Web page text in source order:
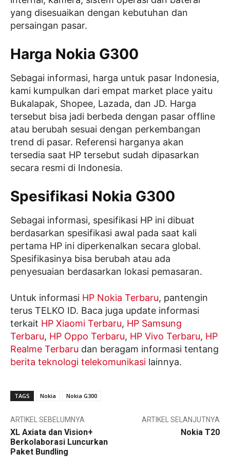
yang disesuaikan dengan kebutuhan dan
persaingan pasar.
Harga Nokia G300
Sebagai informasi, harga untuk pasar Indonesia,
kami kumpulkan dari empat market place yaitu
Bukalapak, Shopee, Lazada, dan JD. Harga
tersebut bisa jadi berbeda dengan pasar offline
atau berubah sesuai dengan perkembangan
trend di pasar. Referensi harganya akan
tersedia saat HP tersebut sudah dipasarkan
secara resmi di Indonesia.
Spesifikasi Nokia G300
Sebagai informasi, spesifikasi HP ini dibuat
berdasarkan spesifikasi awal pada saat kali
pertama HP ini diperkenalkan secara global.
Spesifikasinya bisa berubah atau ada
penyesuaian berdasarkan lokasi pemasaran.
Untuk informasi HP Nokia Terbaru, pantengin
terus TELKO ID. Baca juga update informasi
terkait HP Xiaomi Terbaru, HP Samsung
Terbaru, HP Oppo Terbaru, HP Vivo Terbaru, HP
Realme Terbaru dan beragam informasi tentang
berita teknologi telekomunikasi lainnya.
TAGS Nokia Nokia G300
ARTIKEL SEBELUMNYA
XL Axiata dan Vision+
Berkolaborasi Luncurkan
Paket Bundling
ARTIKEL SELANJUTNYA
Nokia T20